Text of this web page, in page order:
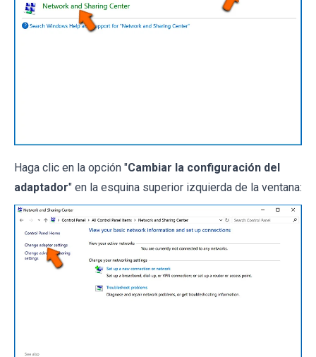
Haga clic en la opción "Cambiar la configuración del
adaptador" en la esquina superior izquierda de la ventana: